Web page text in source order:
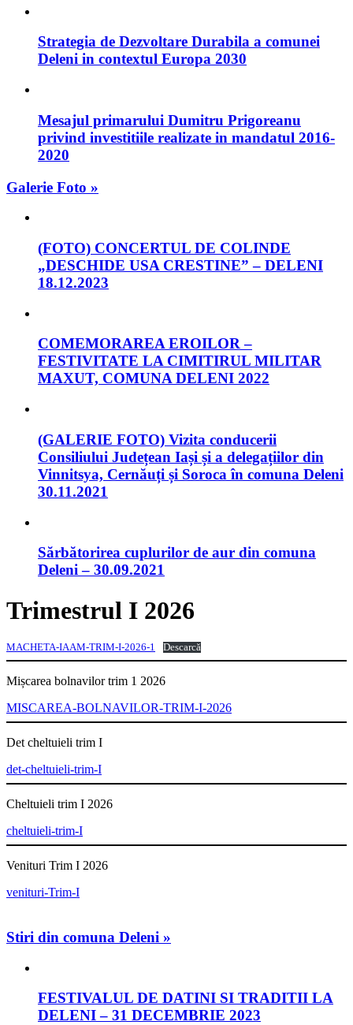
Strategia de Dezvoltare Durabila a comunei
Deleni in contextul Europa 2030
Mesajul primarului Dumitru Prigoreanu
privind investitiile realizate in mandatul 2016-
2020
Galerie Foto »
(FOTO) CONCERTUL DE COLINDE
„DESCHIDE USA CRESTINE” – DELENI
18.12.2023
COMEMORAREA EROILOR –
FESTIVITATE LA CIMITIRUL MILITAR
MAXUT, COMUNA DELENI 2022
(GALERIE FOTO) Vizita conducerii
Consiliului Județean Iași și a delegațiilor din
Vinnitsya, Cernăuți și Soroca în comuna Deleni
30.11.2021
Sărbătorirea cuplurilor de aur din comuna
Deleni – 30.09.2021
Trimestrul I 2026
MACHETA-IAAM-TRIM-I-2026-1 Descarcă
Mișcarea bolnavilor trim 1 2026
MISCAREA-BOLNAVILOR-TRIM-I-2026
Det cheltuieli trim I
det-cheltuieli-trim-I
Cheltuieli trim I 2026
cheltuieli-trim-I
Venituri Trim I 2026
venituri-Trim-I
Stiri din comuna Deleni »
FESTIVALUL DE DATINI SI TRADITII LA
DELENI – 31 DECEMBRIE 2023